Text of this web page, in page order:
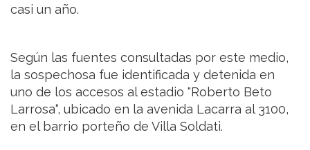
casi un año.
Según las fuentes consultadas por este medio,
la sospechosa fue identificada y detenida en
uno de los accesos al estadio "Roberto Beto
Larrosa“, ubicado en la avenida Lacarra al 3100,
en el barrio porteño de Villa Soldati.